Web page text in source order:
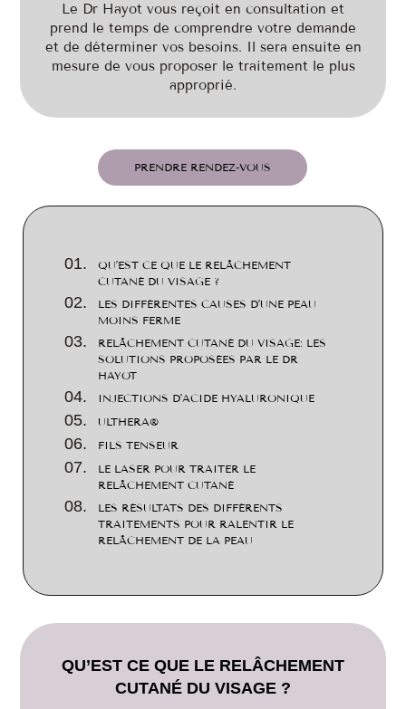
Le Dr Hayot vous reçoit en consultation et
prend le temps de comprendre votre demande
et de déterminer vos besoins. Il sera ensuite en
mesure de vous proposer le traitement le plus
approprié.
PRENDRE RENDEZ-VOUS
QU’EST CE QUE LE RELÂCHEMENT
CUTANÉ DU VISAGE ?
LES DIFFÉRENTES CAUSES D'UNE PEAU
MOINS FERME
RELÂCHEMENT CUTANÉ DU VISAGE: LES
SOLUTIONS PROPOSÉES PAR LE DR
HAYOT
INJECTIONS D’ACIDE HYALURONIQUE
ULTHERA®
FILS TENSEUR
LE LASER POUR TRAITER LE
RELÂCHEMENT CUTANÉ
LES RÉSULTATS DES DIFFÉRENTS
TRAITEMENTS POUR RALENTIR LE
RELÂCHEMENT DE LA PEAU
QU’EST CE QUE LE RELÂCHEMENT
CUTANÉ DU VISAGE ?